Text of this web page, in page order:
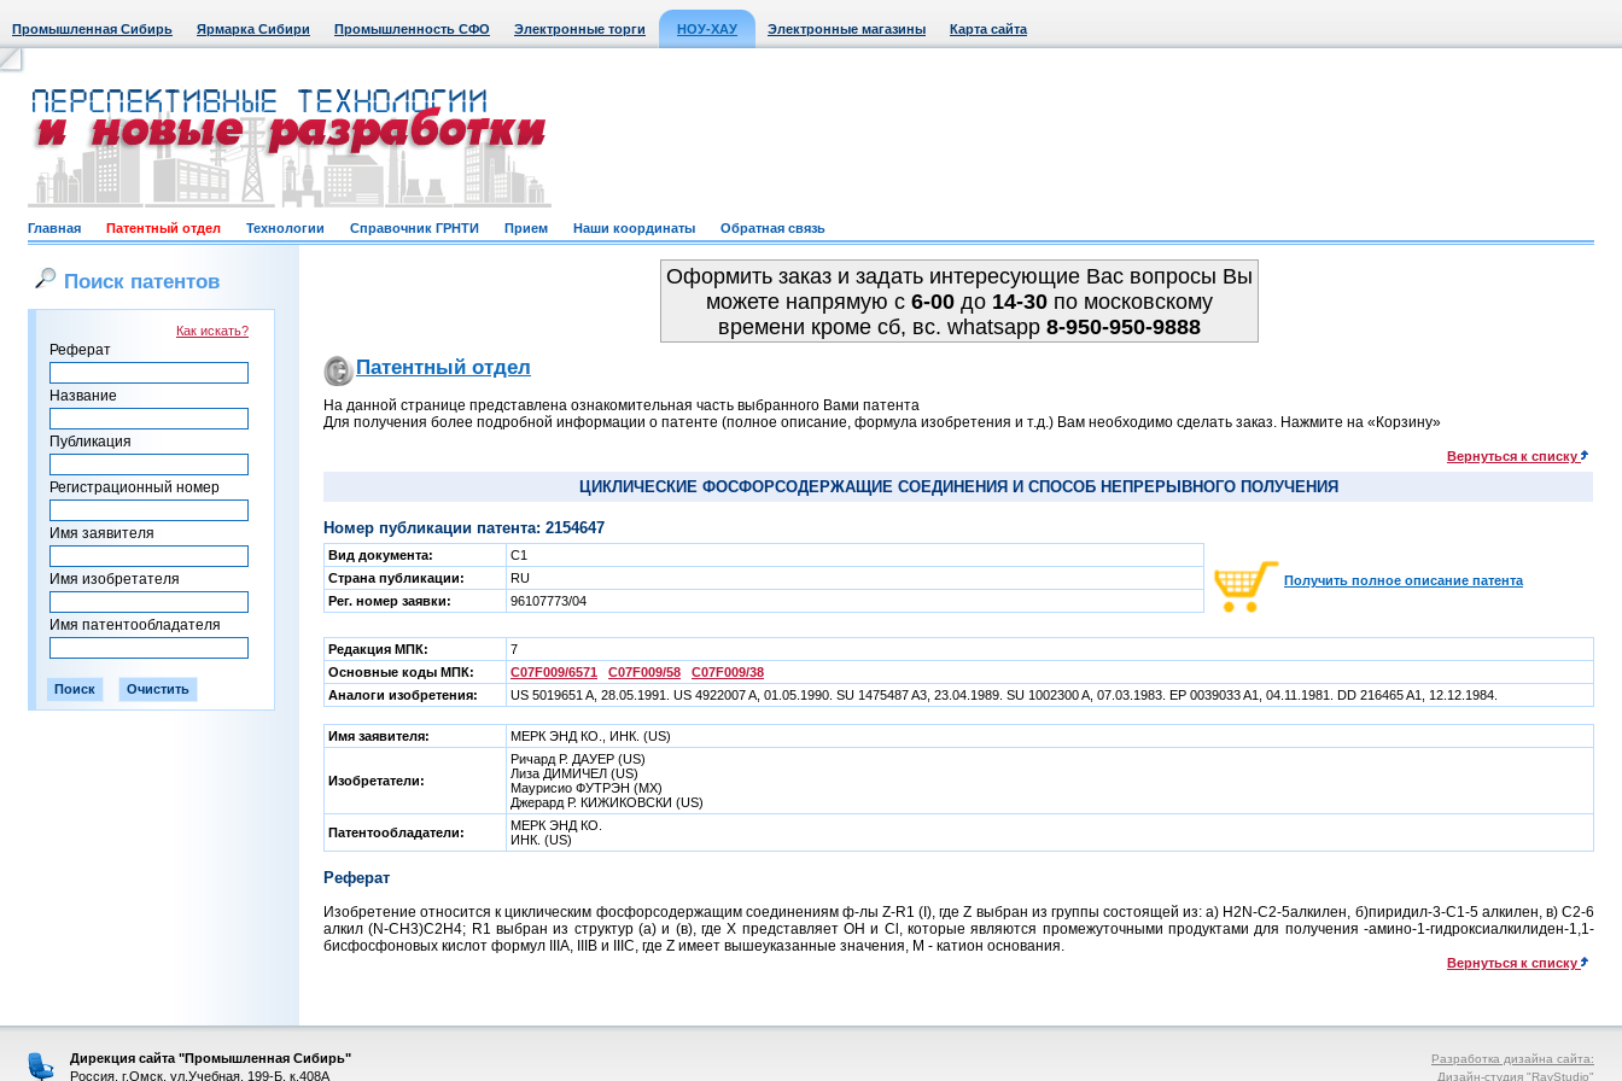
Промышленная Сибирь Ярмарка Сибири Промышленность СФО Электронные торги НОУ-ХАУ Электронные магазины Карта сайта
Главная Патентный отдел Технологии Справочник ГРНТИ Прием Наши координаты Обратная связь
Поиск патентов
Как искать?
Реферат
Название
Публикация
Регистрационный номер
Имя заявителя
Имя изобретателя
Имя патентообладателя
Оформить заказ и задать интересующие Вас вопросы Вы
можете напрямую c 6-00до 14-30по московскому
времени кроме сб, вс. whatsapp 8-950-950-9888
Патентный отдел
На данной странице представлена ознакомительная часть выбранного Вами патента
Для получения более подробной информации о патенте (полное описание, формула изобретения и т.д.) Вам необходимо сделать заказ. Нажмите на «Корзину»
Вернуться к списку
ЦИКЛИЧЕСКИЕ ФОСФОРСОДЕРЖАЩИЕ СОЕДИНЕНИЯ И СПОСОБ НЕПРЕРЫВНОГО ПОЛУЧЕНИЯ
Номер публикации патента: 2154647
Вид документа:
C1
Страна публикации:
RU
Рег. номер заявки:
96107773/04
Получить полное описание патента
Редакция МПК:
7
Основные коды МПК:
C07F009/6571 C07F009/58
C07F009/38
Аналоги изобретения:
US 5019651 A, 28.05.1991. US 4922007 A, 01.05.1990. SU 1475487 A3, 23.04.1989. SU 1002300 A, 07.03.1983. EP 0039033 A1, 04.11.1981. DD 216465 A1, 12.12.1984.
Имя заявителя: МЕРК ЭНД КО., ИНК. (US)
Изобретатели:
Ричард Р. ДАУЕР (US)
Лиза ДИМИЧЕЛ (US)
Маурисио ФУТРЭН (MX)
Джерард Р. КИЖИКОВСКИ (US)
Патентообладатели:
МЕРК ЭНД КО.
ИНК. (US)
Реферат
Изобретение относится к циклическим фосфорсодержащим соединениям ф-лы Z-R1 (I), где Z выбран из группы состоящей из: а) H2N-C2-5алкилен, б)пиридил-3-С1-5 алкилен, в) С2-6
алкил (N-CH3)C2H4; R1 выбран из структур (а) и (в), где Х представляет ОН и Cl, которые являются промежуточными продуктами для получения -амино-1-гидроксиалкилиден-1,1-
бисфосфоновых кислот формул IIIA, IIIB и IIIC, где Z имеет вышеуказанные значения, М - катион основания.
Вернуться к списку
Дирекция сайта "Промышленная Сибирь"
Россия, г.Омск, ул.Учебная, 199-Б, к.408А
Разработка дизайна сайта:
Дизайн-студия "RayStudio"